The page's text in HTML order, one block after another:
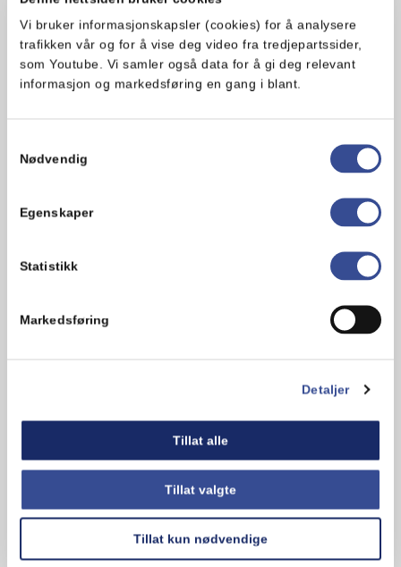
Vi bruker informasjonskapsler (cookies) for å analysere
trafikken vår og for å vise deg video fra tredjepartssider,
som Youtube. Vi samler også data for å gi deg relevant
informasjon og markedsføring en gang i blant.
Nødvendig
Egenskaper
Statistikk
Markedsføring
Detaljer
Tillat alle
Tillat valgte
Tillat kun nødvendige
Hva synes du om oppskriften?
Amalie
Hvor mange kcal er det i hver muffins ?